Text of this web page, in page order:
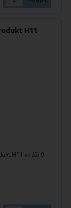
H11
H11 v ráži 9